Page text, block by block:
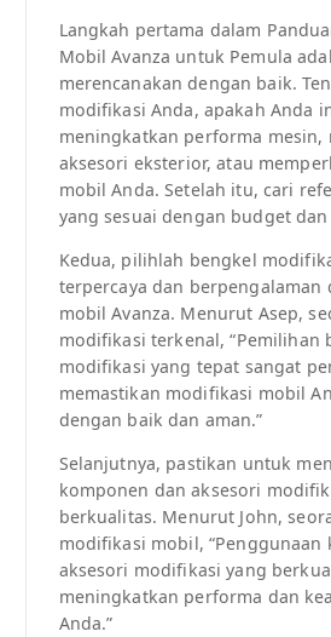
Langkah pertama dalam
Mobil Avanza untuk Pemula
merencanakan dengan baik.
modifikasi Anda, apakah Anda
meningkatkan performa mesin,
aksesori eksterior, atau
mobil Anda. Setelah itu, cari
yang sesuai dengan budget
Kedua, pilihlah bengkel
terpercaya dan berpengalaman
mobil Avanza. Menurut Asep,
modifikasi terkenal, “Pemilihan
modifikasi yang tepat sangat
memastikan modifikasi mobil
dengan baik dan aman.”
Selanjutnya, pastikan untuk
komponen dan aksesori
berkualitas. Menurut John,
modifikasi mobil, “Penggunaan
aksesori modifikasi yang
meningkatkan performa dan
Anda.”